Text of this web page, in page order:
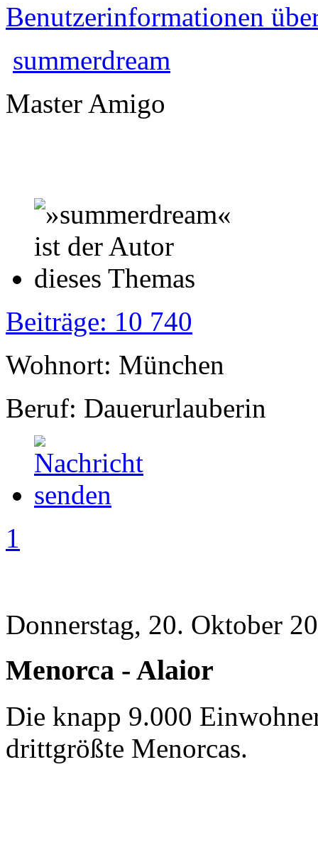
Benutzerinformationen
summerdream
Master Amigo
Beiträge: 10 740
Wohnort: München
Beruf: Dauerurlauberin
1
Donnerstag, 20. Oktober
Menorca - Alaior
Die knapp 9.000
drittgrößte Menorcas.